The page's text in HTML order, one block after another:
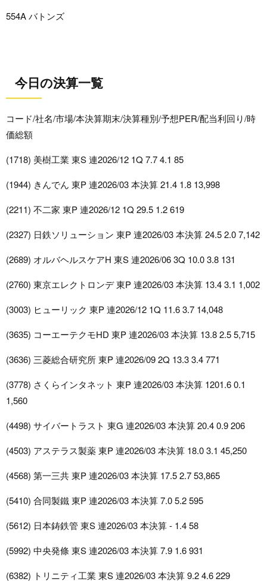
554A バトンズ
今日の決算一覧
コード/社名/市場/本決算期末/決算種別/予想PER/配当利回り/時
価総額
(1718) 美樹工業 東S 連2026/12 1Q 7.7 4.1 85
(1944) きんでん 東P 連2026/03 本決算 21.4 1.8 13,998
(2211) 不二家 東P 連2026/12 1Q 29.5 1.2 619
(2327) 日鉄ソリューション 東P 連2026/03 本決算 24.5 2.0 7,142
(2689) オルバヘルスケアH 東S 連2026/06 3Q 10.0 3.8 131
(2760) 東京エレクトロンデ 東P 連2026/03 本決算 13.4 3.1 1,002
(3003) ヒューリック 東P 連2026/12 1Q 11.6 3.7 14,048
(3635) コーエーテクモHD 東P 連2026/03 本決算 13.8 2.5 5,715
(3636) 三菱総合研究所 東P 連2026/09 2Q 13.3 3.4 771
(3778) さくらインタネット 東P 連2026/03 本決算 1201.6 0.1
1,560
(4498) サイバートラスト 東G 連2026/03 本決算 20.4 0.9 206
(4503) アステラス製薬 東P 連2026/03 本決算 18.0 3.1 45,250
(4568) 第一三共 東P 連2026/03 本決算 17.5 2.7 53,865
(5410) 合同製鐵 東P 連2026/03 本決算 7.0 5.2 595
(5612) 日本鋳鉄管 東S 連2026/03 本決算 - 1.4 58
(5992) 中央発條 東S 連2026/03 本決算 7.9 1.6 931
(6382) トリニティ工業 東S 連2026/03 本決算 9.2 4.6 229